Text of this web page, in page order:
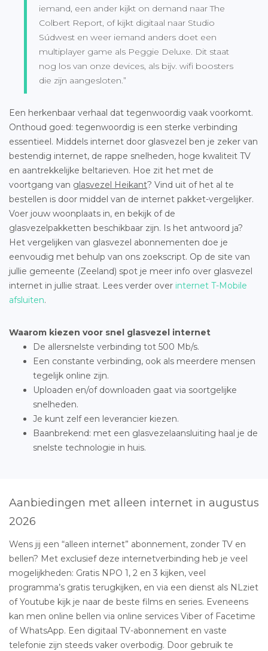
iemand, een ander kijkt on demand naar The
Colbert Report, of kijkt digitaal naar Studio
Súdwest en weer iemand anders doet een
multiplayer game als Peggie Deluxe. Dit staat
nog los van onze devices, als bijv. wifi boosters
die zijn aangesloten.”
Een herkenbaar verhaal dat tegenwoordig vaak voorkomt.
Onthoud goed: tegenwoordig is een sterke verbinding
essentieel. Middels internet door glasvezel ben je zeker van
bestendig internet, de rappe snelheden, hoge kwaliteit TV
en aantrekkelijke beltarieven. Hoe zit het met de
voortgang van glasvezel Heikant? Vind uit of het al te
bestellen is door middel van de internet pakket-vergelijker.
Voer jouw woonplaats in, en bekijk of de
glasvezelpakketten beschikbaar zijn. Is het antwoord ja?
Het vergelijken van glasvezel abonnementen doe je
eenvoudig met behulp van ons zoekscript. Op de site van
jullie gemeente (Zeeland) spot je meer info over glasvezel
internet in jullie straat. Lees verder over internet T-Mobile
afsluiten.
Waarom kiezen voor snel glasvezel internet
De allersnelste verbinding tot 500 Mb/s.
Een constante verbinding, ook als meerdere mensen
tegelijk online zijn.
Uploaden en/of downloaden gaat via soortgelijke
snelheden.
Je kunt zelf een leverancier kiezen.
Baanbrekend: met een glasvezelaansluiting haal je de
snelste technologie in huis.
Aanbiedingen met alleen internet in augustus
2026
Wens jij een “alleen internet” abonnement, zonder TV en
bellen? Met exclusief deze internetverbinding heb je veel
mogelijkheden: Gratis NPO 1, 2 en 3 kijken, veel
programma’s gratis terugkijken, en via een dienst als NLziet
of Youtube kijk je naar de beste films en series. Eveneens
kan men online bellen via online services Viber of Facetime
of WhatsApp. Een digitaal TV-abonnement en vaste
telefonie zijn steeds vaker overbodig. Door gebruik te